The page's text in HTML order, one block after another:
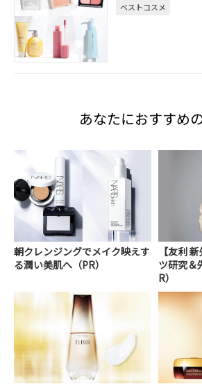
ベストコスメ
あなたにおすすめ
朝クレンジングでメイク映えす
る潤い美肌へ（PR）
【友利
ツ研究＆
R）